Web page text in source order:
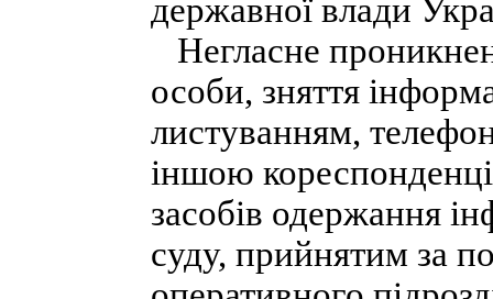
державної влади
Негласне
особи, зняття
листуванням,
іншою
засобів одержання
суду, прийнятим за